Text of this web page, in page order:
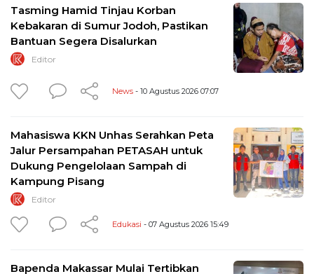
Tasming Hamid Tinjau Korban
Kebakaran di Sumur Jodoh, Pastikan
Bantuan Segera Disalurkan
Editor
News - 10 Agustus 2026 07:07
Mahasiswa KKN Unhas Serahkan Peta
Jalur Persampahan PETASAH untuk
Dukung Pengelolaan Sampah di
Kampung Pisang
Editor
Edukasi - 07 Agustus 2026 15:49
Bapenda Makassar Mulai Tertibkan